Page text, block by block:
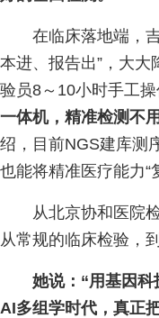
在临床落地端，
本进、报告出”，大
验员8～10小时手工
一体机，精准检测不
绍，目前NGS建库测
也能将精准医疗能力“
从北京协和医院
从常规的临床检验，
她说：“用基因
AI多组学时代，真正